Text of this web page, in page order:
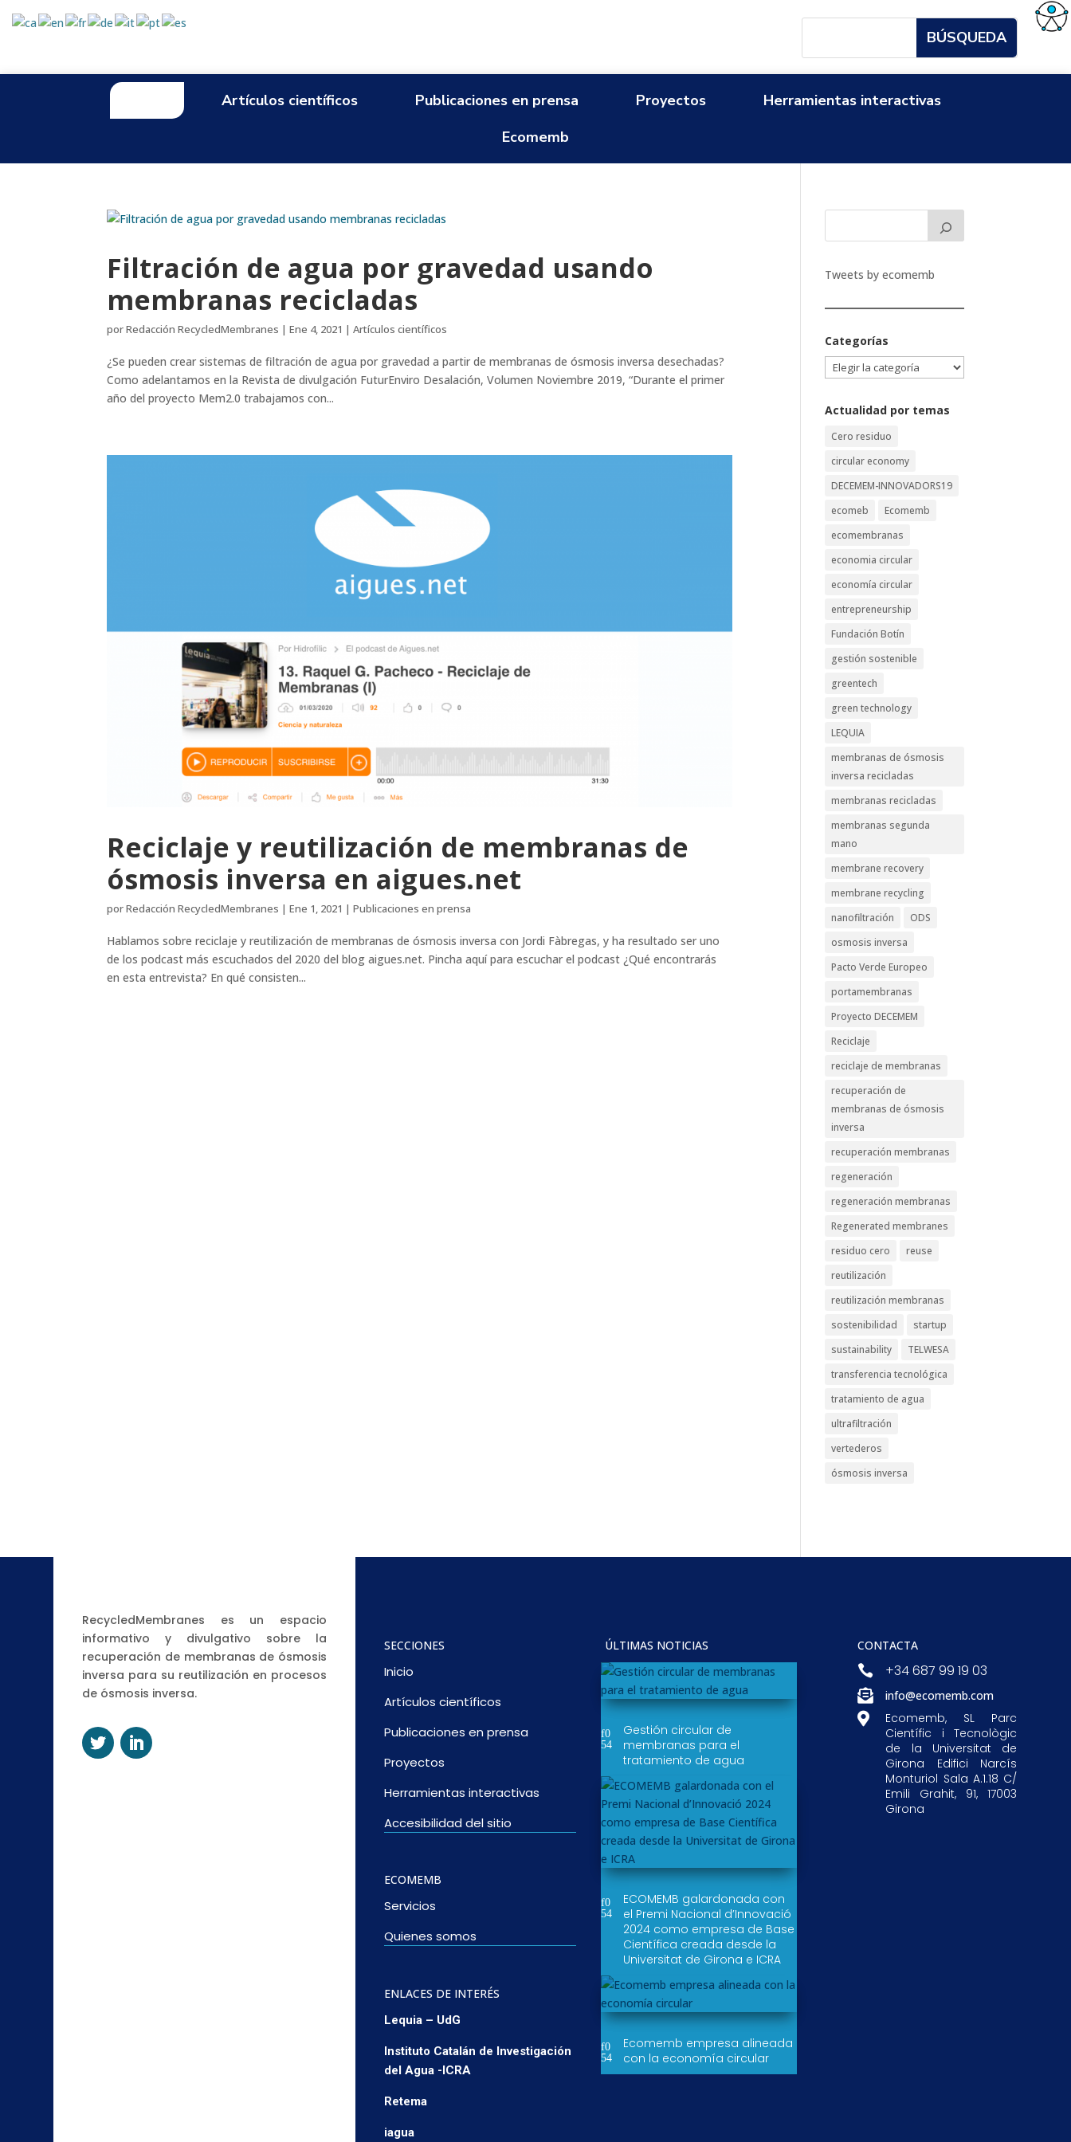
Artículos científicos Publicaciones en prensa Proyectos
Herramientas interactivas
Ecomemb
Filtración de agua por gravedad usando
membranas recicladas
porRedacción RecycledMembranes |Ene 4, 2021 |Artículos científicos
¿Se pueden crear sistemas de filtración de agua por gravedad a partir de membranas de ósmosis inversa desechadas?
Como adelantamos en la Revista de divulgación FuturEnviro Desalación, Volumen Noviembre 2019, “Durante el primer
año del proyecto Mem2.0 trabajamos con...
Reciclaje y reutilización de membranas de
ósmosis inversa en aigues.net
porRedacción RecycledMembranes |Ene 1, 2021 |Publicaciones en prensa
Hablamos sobre reciclaje y reutilización de membranas de ósmosis inversa con Jordi Fàbregas, y ha resultado ser uno
de los podcast más escuchados del 2020 del blog aigues.net. Pincha aquí para escuchar el podcast ¿Qué encontrarás
en esta entrevista? En qué consisten...
Tweets by ecomemb
Categorías
Categorías
Actualidad por temas
Cero residuo
circular economy
DECEMEM-INNOVADORS19
ecomeb
Ecomemb
ecomembranas
economia circular
economía circular
entrepreneurship
Fundación Botín
gestión sostenible
greentech
green technology
LEQUIA
membranas de ósmosis
inversa recicladas
membranas recicladas
membranas segunda
mano
membrane recovery
membrane recycling
nanofiltración
ODS
osmosis inversa
Pacto Verde Europeo
portamembranas
Proyecto DECEMEM
Reciclaje
reciclaje de membranas
recuperación de
membranas de ósmosis
inversa
recuperación membranas
regeneración
regeneración membranas
Regenerated membranes
residuo cero
reuse
reutilización
reutilización membranas
sostenibilidad
startup
sustainability
TELWESA
transferencia tecnológica
tratamiento de agua
ultrafiltración
vertederos
ósmosis inversa
RecycledMembranes es un espacio
informativo y divulgativo sobre la
recuperación de membranas de ósmosis
inversa para su reutilización en procesos
de ósmosis inversa.
SECCIONES
Inicio
Artículos científicos
Publicaciones en prensa
Proyectos
Herramientas interactivas
Accesibilidad del sitio
ECOMEMB
Servicios
Quienes somos
ENLACES DE INTERÉS
Lequia – UdG
Instituto Catalán de Investigación
del Agua -ICRA
Retema
iagua
ÚLTIMAS NOTICIAS
Gestión circular de
membranas para el
tratamiento de agua
ECOMEMB galardonada con
el Premi Nacional d’Innovació
2024 como empresa de Base
Científica creada desde la
Universitat de Girona e ICRA
Ecomemb empresa alineada
con la economía circular
CONTACTA
 +34 687 99 19 03
 info@ecomemb.com

Ecomemb, SL Parc
Científic i Tecnològic
de la Universitat de
Girona Edifici Narcís
Monturiol Sala A.1.18 C/
Emili Grahit, 91, 17003
Girona